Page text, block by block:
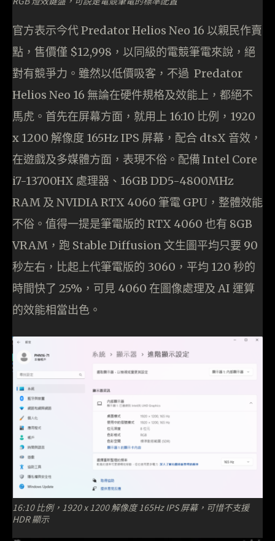
官方表示今代 Predator Helios Neo 16 以親民作賣
點，售價僅 $12,998，以同級的電競筆電來說，絕
對有競爭力。雖然以低價吸客，不過 Predator
Helios Neo 16 無論在硬件規格及效能上，都絕不
馬虎。首先在屏幕方面，就用上 16:10 比例，1920
x 1200 解像度 165Hz IPS 屏幕，配合 dtsX 音效，
在遊戲及多媒體方面，表現不俗。配備 Intel Core
i7-13700HX 處理器、16GB DD5-4800MHz
RAM 及 NVIDIA RTX 4060 筆電 GPU，整體效能
不俗。值得一提是筆電版的 RTX 4060 也有 8GB
VRAM，跑 Stable Diffusion 文生圖平均只要 90
秒左右，比起上代筆電版的 3060，平均 120 秒的
時間快了 25%，可見 4060 在圖像處理及 AI 運算
的效能相當出色。
16:10 比例，1920 x 1200 解像度 165Hz IPS 屏幕，可惜不支援
HDR 顯示